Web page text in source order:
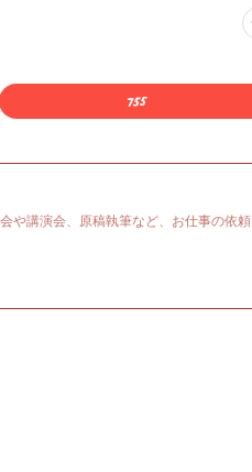
や講演会、原稿執筆など、お仕事の依頼